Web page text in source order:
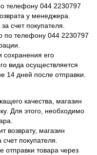
телефону 044 2230797
у менеджера.
счет покупателя.
по телефону 044 2230797
сохранения его
вида осуществляется
14 дней после отправки.
качества, магазин
Для этого, необходимо
возврату, магазин
покупателя.
отправки товара через